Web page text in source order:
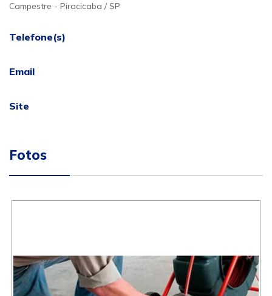
Campestre - Piracicaba / SP
Telefone(s)
Email
Site
Fotos